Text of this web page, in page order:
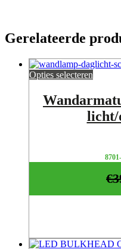
Gerelateerde
Opties selecteren
licht/
€